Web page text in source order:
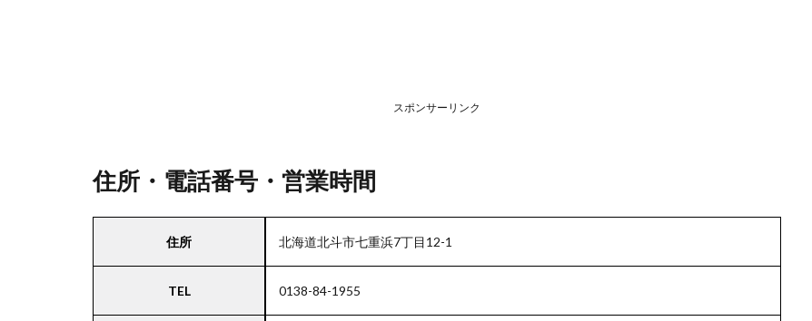
エリ
スポンサーリンク
住所・電話番号・営業時間
住所 北海道北斗市七重浜7丁目12-1
TEL 0138-84-1955